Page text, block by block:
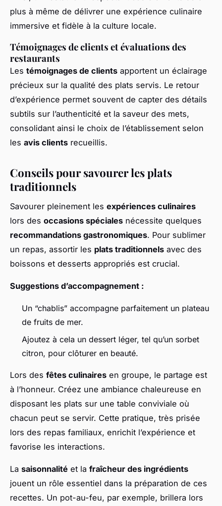
plus à même de délivrer une expérience culinaire
immersive et fidèle à la culture locale.
Témoignages de clients et évaluations des
restaurants
Les témoignages de clients apportent un éclairage
précieux sur la qualité des plats servis. Le retour
d’expérience permet souvent de capter des détails
subtils sur l’authenticité et la saveur des mets,
consolidant ainsi le choix de l’établissement selon
les avis clients recueillis.
Conseils pour savourer les plats
traditionnels
Savourer pleinement les expériences culinaires
lors des occasions spéciales nécessite quelques
recommandations gastronomiques. Pour sublimer
un repas, assortir les plats traditionnels avec des
boissons et desserts appropriés est crucial.
Suggestions d’accompagnement :
Un “chablis” accompagne parfaitement un plateau
de fruits de mer.
Ajoutez à cela un dessert léger, tel qu’un sorbet
citron, pour clôturer en beauté.
Lors des fêtes culinaires en groupe, le partage est
à l’honneur. Créez une ambiance chaleureuse en
disposant les plats sur une table conviviale où
chacun peut se servir. Cette pratique, très prisée
lors des repas familiaux, enrichit l’expérience et
favorise les interactions.
La saisonnalité et la fraîcheur des ingrédients
jouent un rôle essentiel dans la préparation de ces
recettes. Un pot-au-feu, par exemple, brillera lors